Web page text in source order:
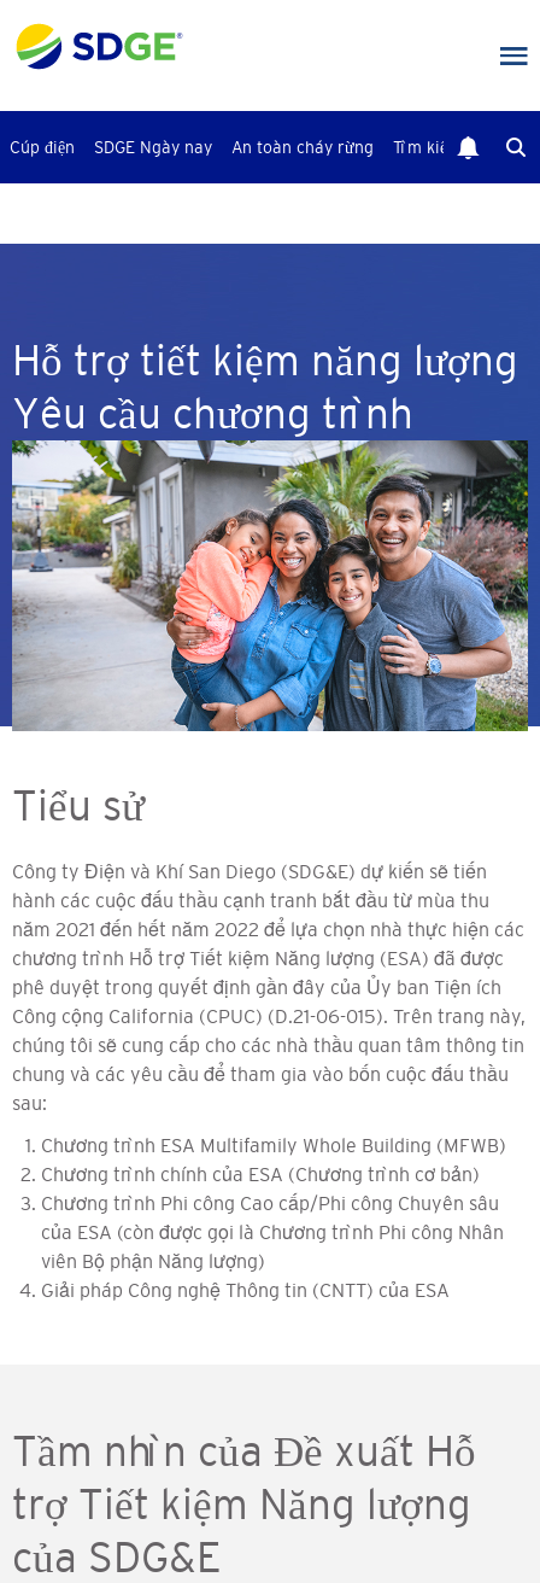
qua
Cúp điện SDGE Ngày nay An toàn cháy rừng Tìm kiếm Liên
Hỗ trợ tiết kiệm năng lượng
Yêu cầu chương trình
Tiểu sử
Công ty Điện và Khí San Diego (SDG&E) dự kiến ​​sẽ tiến
hành các cuộc đấu thầu cạnh tranh bắt đầu từ mùa thu
năm 2021 đến hết năm 2022 để lựa chọn nhà thực hiện các
chương trình Hỗ trợ Tiết kiệm Năng lượng (ESA) đã được
phê duyệt trong quyết định gần đây của Ủy ban Tiện ích
Công cộng California (CPUC) (D.21-06-015). Trên trang này,
chúng tôi sẽ cung cấp cho các nhà thầu quan tâm thông tin
chung và các yêu cầu để tham gia vào bốn cuộc đấu thầu
sau:
Chương trình ESA Multifamily Whole Building (MFWB)
Chương trình chính của ESA (Chương trình cơ bản)
Chương trình Phi công Cao cấp/Phi công Chuyên sâu
của ESA (còn được gọi là Chương trình Phi công Nhân
viên Bộ phận Năng lượng)
Giải pháp Công nghệ Thông tin (CNTT) của ESA
Tầm nhìn của Đề xuất Hỗ
trợ Tiết kiệm Năng lượng
của SDG&E